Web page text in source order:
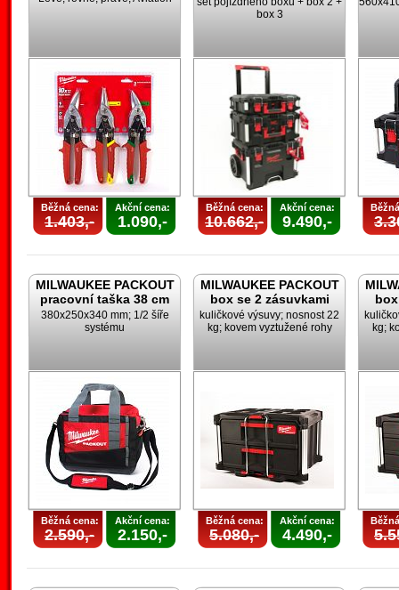
Běžná cena:
1.403,-
Akční cena:
1.090,-
box 3
Běžná cena:
10.662,-
Akční cena:
9.490,-
MILWAUKEE PACKOUT
pracovní taška 38 cm
380x250x340 mm; 1/2 šíře
systému
Běžná cena:
2.590,-
Akční cena:
2.150,-
MILWAUKEE PACKOUT
box se 2 zásuvkami
kuličkové výsuvy; nosnost 22
kg; kovem vyztužené rohy
Běžná cena:
5.080,-
Akční cena:
4.490,-
kg;